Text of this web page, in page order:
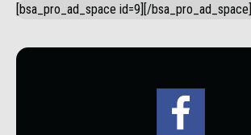
[bsa_pro_ad_space id=9][/bsa_pro_ad_space]